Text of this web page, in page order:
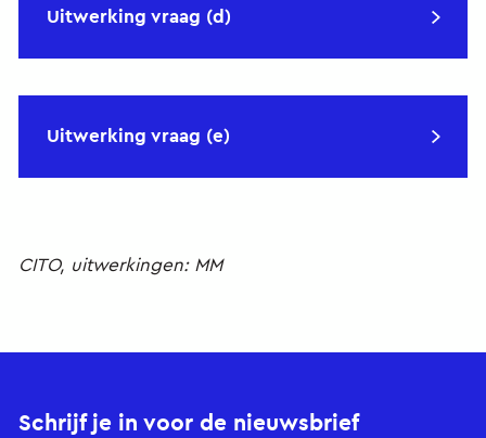
Uitwerking vraag (d)
Uitwerking vraag (e)
CITO, uitwerkingen: MM
Schrijf je in voor de nieuwsbrief